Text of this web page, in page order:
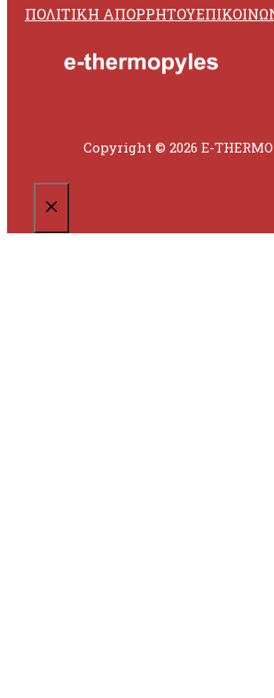
ΠΟΛΙΤΙΚΗ ΑΠΟΡΡΗΤΟΥ
Copyright © 2026 E-